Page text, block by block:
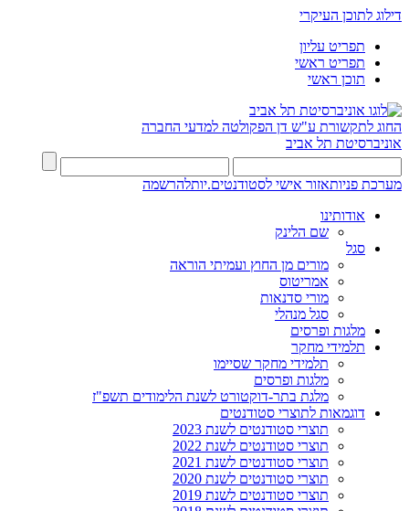
דילוג לתוכן העיקרי
תפריט עליון
תפריט ראשי
תוכן ראשי
החוג לתקשורת ע"ש דן הפקולטה למדעי החברה
אוניברסיטת תל אביב
מערכת פניותאזור אישי לסטודנטים.יותלהרשמה
אודותינו
שם הלינק
סגל
מורים מן החוץ ועמיתי הוראה
אמריטוס
מורי סדנאות
סגל מנהלי
מלגות ופרסים
תלמידי מחקר
תלמידי מחקר שסיימו
מלגות ופרסים
מלגת בתר-דוקטורט לשנת הלימודים תשפ"ז
דוגמאות לתוצרי סטודנטים
תוצרי סטודנטים לשנת 2023
תוצרי סטודנטים לשנת 2022
תוצרי סטודנטים לשנת 2021
תוצרי סטודנטים לשנת 2020
תוצרי סטודנטים לשנת 2019